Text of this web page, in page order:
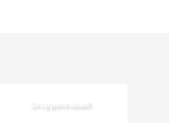
Gruppenrabatt